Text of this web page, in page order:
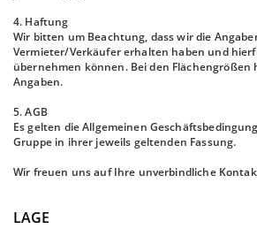
4. Haftung
Wir bitten um Beachtung, dass wir die
Vermieter/Verkäufer erhalten haben und
übernehmen können. Bei den Flächengrößen
Angaben.
5. AGB
Es gelten die Allgemeinen
Gruppe in ihrer jeweils geltenden Fassung.
Wir freuen uns auf Ihre unverbindliche
LAGE